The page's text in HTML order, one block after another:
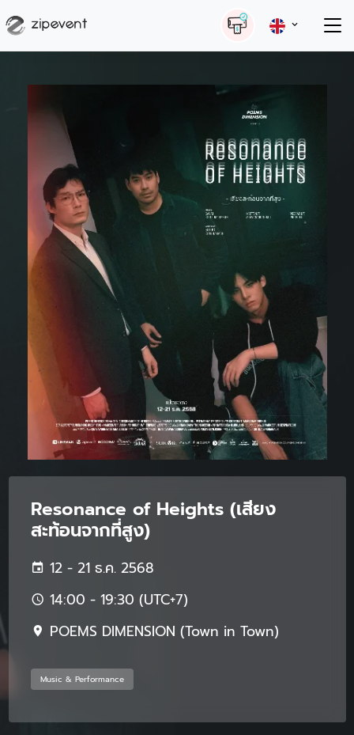
Resonance of Heights (เสียง
สะท้อนจากที่สูง)
12 - 21 ธ.ค. 2568
14:00 - 19:30 (UTC+7)
POEMS DIMENSION (Town in Town)
Music & Performance